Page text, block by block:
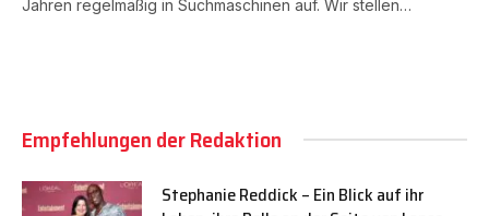
Jahren regelmäßig in Suchmaschinen auf. Wir stellen…
Empfehlungen der Redaktion
Stephanie Reddick – Ein Blick auf ihr